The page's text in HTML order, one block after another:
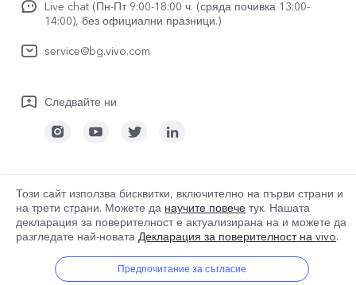
Удостоверяване на IMEI
Регистрационен файл за актуализиране
Гаранционна политика
За нас
Правни известия
Център за поверителност на vivo
Live chat (Пн-Пт 9:00-18:00 ч. (сряда почивка 13:00-
14:00), без официални празници.)
service@bg.vivo.com
Следвайте ни
Политика за бисквитките на vivo |
Този сайт използва бисквитки, включително на първи страни и
на трети страни. Можете да научите повече тук. Нашата
декларация за поверителност е актуализирана на и можете да
разгледате най-новата Декларация за поверителност на vivo.
Предпочитание за съгласие